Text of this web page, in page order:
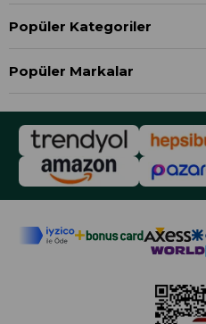
Popüler Kategoriler
Popüler Markalar